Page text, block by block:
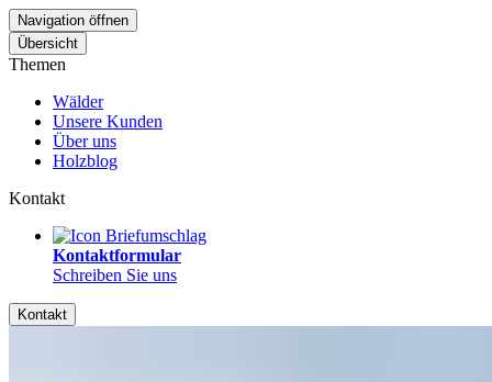
Navigation öffnen
Übersicht
Themen
Wälder
Unsere Kunden
Über uns
Holzblog
Kontakt
Kontaktformular
Schreiben Sie uns
Kontakt